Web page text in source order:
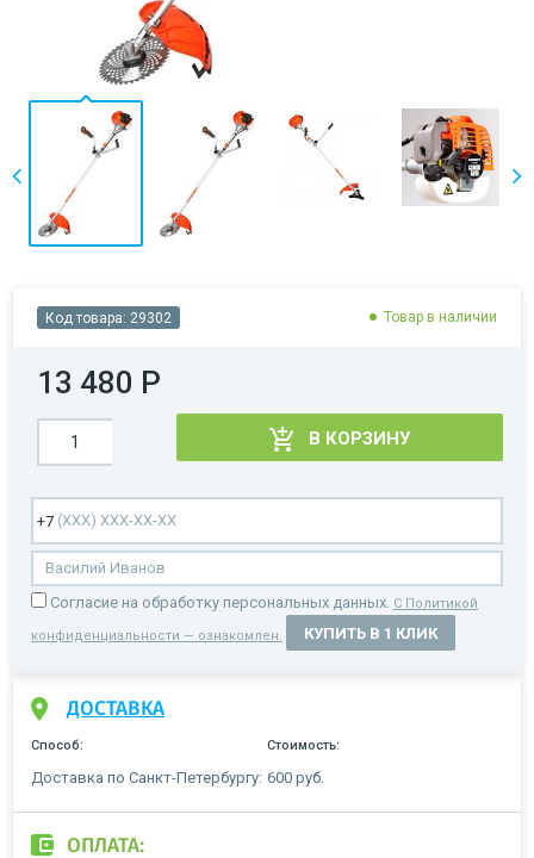
Код товара: 29302 Товар в наличии
13 480 Р
В КОРЗИНУ
Cогласие на обработку персональных данных. С Политикой
конфиденциальности — ознакомлен. КУПИТЬ В 1 КЛИК
ДОСТАВКА
Способ: Стоимость:
Доставка по Санкт-Петербургу: 600 руб.
ОПЛАТА: